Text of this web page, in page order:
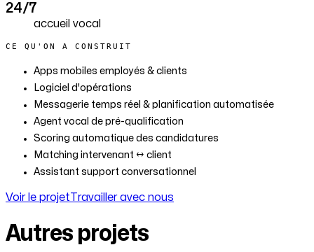
24/7
accueil vocal
CE QU'ON A CONSTRUIT
Apps mobiles employés & clients
Logiciel d'opérations
Messagerie temps réel & planification automatisée
Agent vocal de pré-qualification
Scoring automatique des candidatures
Matching intervenant ↔ client
Assistant support conversationnel
Voir le projetTravailler avec nous
Autres projets